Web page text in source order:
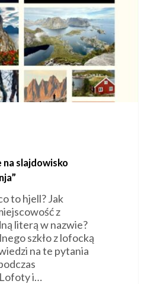
slajdowisko
to hjell? Jak
z
literą w nazwie?
szkło z lofocką
na te pytania
i…